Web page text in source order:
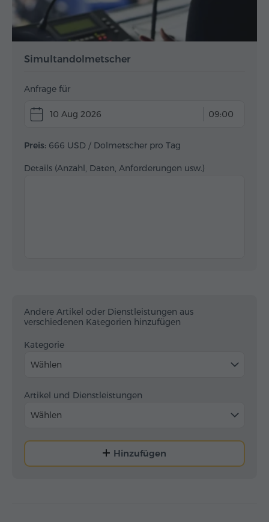
Simultandolmetscher
Anfrage für
10 Aug 2026 09:00
Preis: 666 USD / Dolmetscher pro Tag
Details (Anzahl, Daten, Anforderungen usw.)
Andere Artikel oder Dienstleistungen aus
verschiedenen Kategorien hinzufügen
Kategorie
Wählen
Artikel und Dienstleistungen
Wählen
Hinzufügen